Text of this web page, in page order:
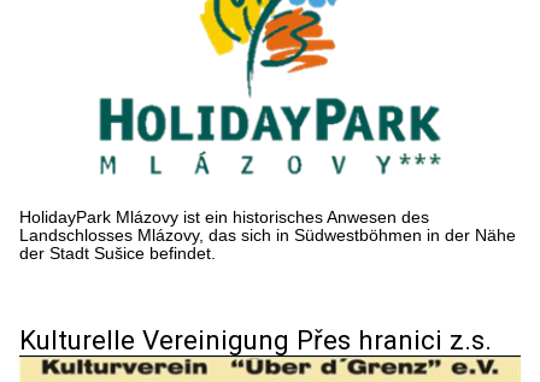
HolidayPark Mlázovy ist ein historisches Anwesen des
Landschlosses Mlázovy, das sich in Südwestböhmen in der Nähe
der Stadt Sušice befindet.
Kulturelle Vereinigung Přes hranici z.s.